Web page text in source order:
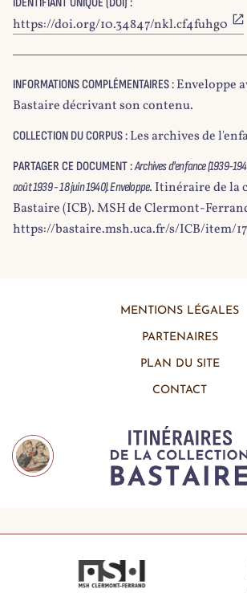
https://doi.org/10.34847/nkl.cf4fuhg0
INFORMATIONS COMPLÉMENTAIRES : Enveloppe
Bastaire décrivant son contenu.
COLLECTION DU CORPUS : Les archives de
PARTAGER CE DOCUMENT :Archives d'enfance (1939-
août 1939 - 18 juin 1940). Enveloppe. Itinéraire de la
Bastaire (ICB). MSH de Clermont-
https://bastaire.msh.uca.fr/s/ICB/item/
MENTIONS LÉGALES
PARTENAIRES
PLAN DU SITE
CONTACT